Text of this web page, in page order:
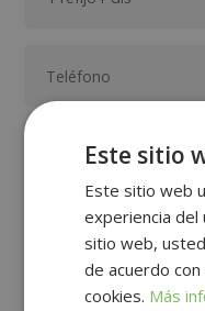
GRUPO TARRACO DE
Este sitio
Este sitio web
experiencia del
sitio web,
de acuerdo
cookies. Más